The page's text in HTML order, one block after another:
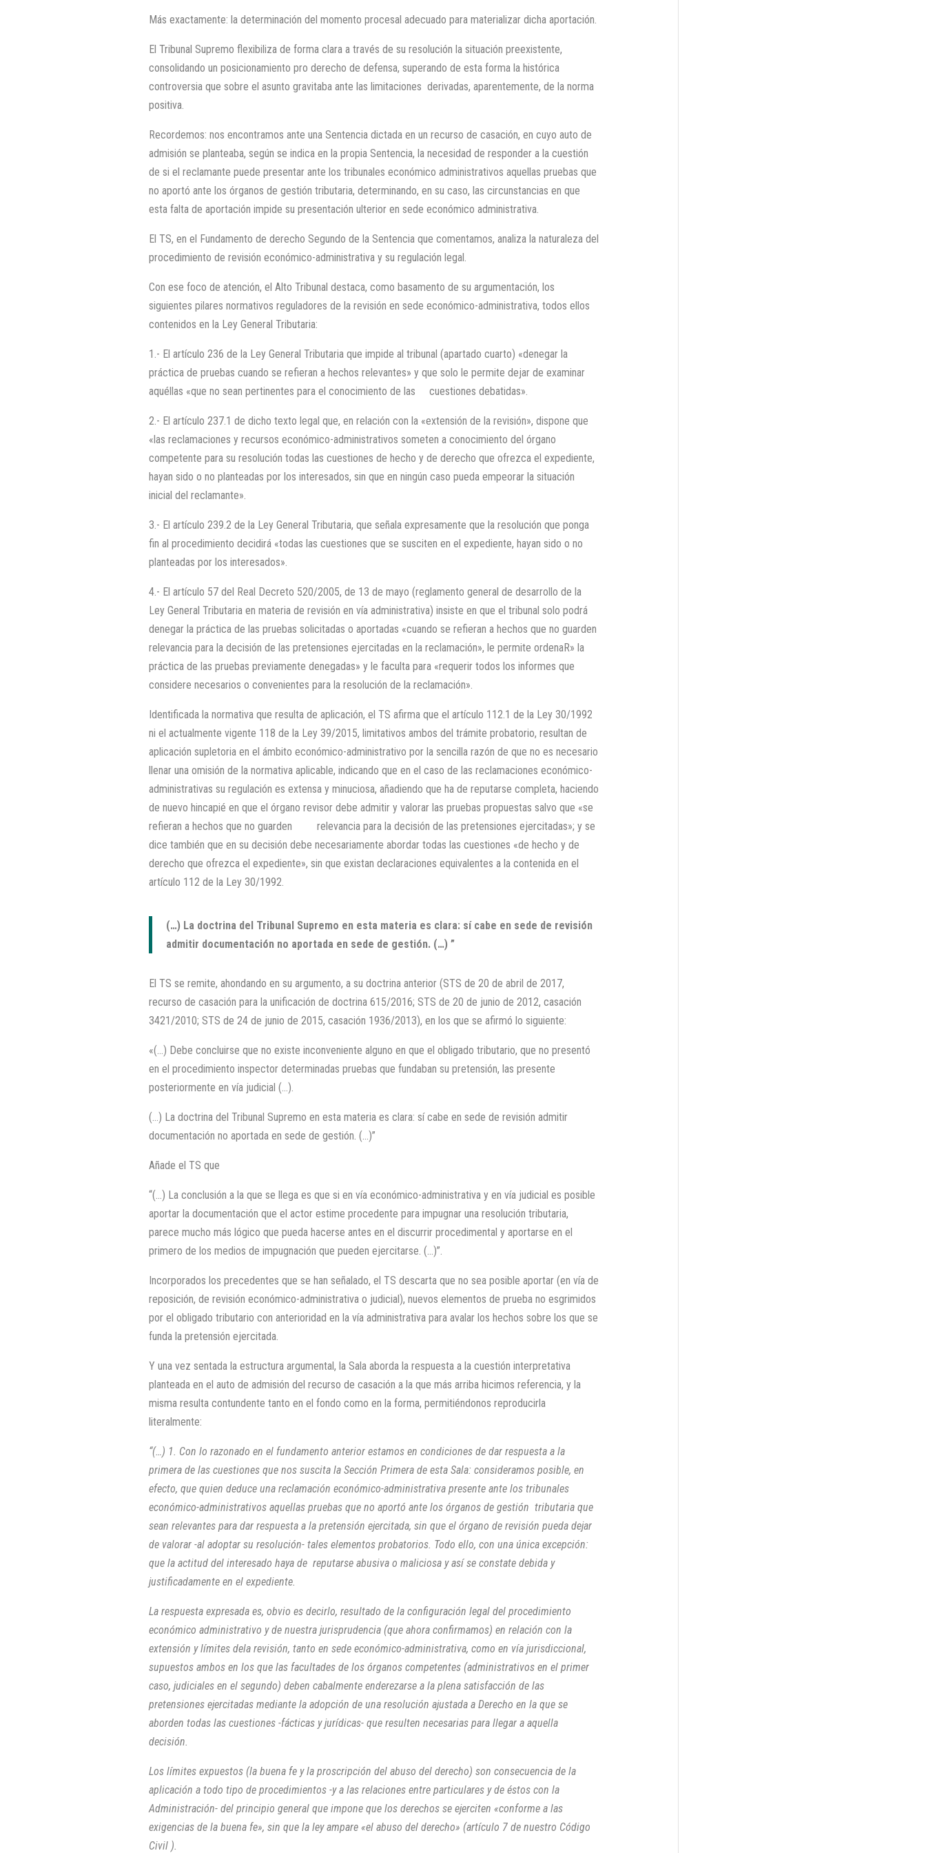
Más exactamente: la determinación del momento procesal adecuado para materializar dicha aportación.
El Tribunal Supremo flexibiliza de forma clara a través de su resolución la situación preexistente,
consolidando un posicionamiento pro derecho de defensa, superando de esta forma la histórica
controversia que sobre el asunto gravitaba ante las limitaciones derivadas, aparentemente, de la norma
positiva.
Recordemos: nos encontramos ante una Sentencia dictada en un recurso de casación, en cuyo auto de
admisión se planteaba, según se indica en la propia Sentencia, la necesidad de responder a la cuestión
de si el reclamante puede presentar ante los tribunales económico administrativos aquellas pruebas que
no aportó ante los órganos de gestión tributaria, determinando, en su caso, las circunstancias en que
esta falta de aportación impide su presentación ulterior en sede económico administrativa.
El TS, en el Fundamento de derecho Segundo de la Sentencia que comentamos, analiza la naturaleza del
procedimiento de revisión económico-administrativa y su regulación legal.
Con ese foco de atención, el Alto Tribunal destaca, como basamento de su argumentación, los
siguientes pilares normativos reguladores de la revisión en sede económico-administrativa, todos ellos
contenidos en la Ley General Tributaria:
1.- El artículo 236 de la Ley General Tributaria que impide al tribunal (apartado cuarto) «denegar la
práctica de pruebas cuando se refieran a hechos relevantes» y que solo le permite dejar de examinar
aquéllas «que no sean pertinentes para el conocimiento de las cuestiones debatidas».
2.- El artículo 237.1 de dicho texto legal que, en relación con la «extensión de la revisión», dispone que
«las reclamaciones y recursos económico-administrativos someten a conocimiento del órgano
competente para su resolución todas las cuestiones de hecho y de derecho que ofrezca el expediente,
hayan sido o no planteadas por los interesados, sin que en ningún caso pueda empeorar la situación
inicial del reclamante».
3.- El artículo 239.2 de la Ley General Tributaria, que señala expresamente que la resolución que ponga
fin al procedimiento decidirá «todas las cuestiones que se susciten en el expediente, hayan sido o no
planteadas por los interesados».
4.- El artículo 57 del Real Decreto 520/2005, de 13 de mayo (reglamento general de desarrollo de la
Ley General Tributaria en materia de revisión en vía administrativa) insiste en que el tribunal solo podrá
denegar la práctica de las pruebas solicitadas o aportadas «cuando se refieran a hechos que no guarden
relevancia para la decisión de las pretensiones ejercitadas en la reclamación», le permite ordenaR» la
práctica de las pruebas previamente denegadas» y le faculta para «requerir todos los informes que
considere necesarios o convenientes para la resolución de la reclamación».
Identificada la normativa que resulta de aplicación, el TS afirma que el artículo 112.1 de la Ley 30/1992
ni el actualmente vigente 118 de la Ley 39/2015, limitativos ambos del trámite probatorio, resultan de
aplicación supletoria en el ámbito económico-administrativo por la sencilla razón de que no es necesario
llenar una omisión de la normativa aplicable, indicando que en el caso de las reclamaciones económico-
administrativas su regulación es extensa y minuciosa, añadiendo que ha de reputarse completa, haciendo
de nuevo hincapié en que el órgano revisor debe admitir y valorar las pruebas propuestas salvo que «se
refieran a hechos que no guarden relevancia para la decisión de las pretensiones ejercitadas»; y se
dice también que en su decisión debe necesariamente abordar todas las cuestiones «de hecho y de
derecho que ofrezca el expediente», sin que existan declaraciones equivalentes a la contenida en el
artículo 112 de la Ley 30/1992.
(…) La doctrina del Tribunal Supremo en esta materia es clara: sí cabe en sede de revisión
admitir documentación no aportada en sede de gestión. (…) ”
El TS se remite, ahondando en su argumento, a su doctrina anterior (STS de 20 de abril de 2017,
recurso de casación para la unificación de doctrina 615/2016; STS de 20 de junio de 2012, casación
3421/2010; STS de 24 de junio de 2015, casación 1936/2013), en los que se afirmó lo siguiente:
«(…) Debe concluirse que no existe inconveniente alguno en que el obligado tributario, que no presentó
en el procedimiento inspector determinadas pruebas que fundaban su pretensión, las presente
posteriormente en vía judicial (…).
(…) La doctrina del Tribunal Supremo en esta materia es clara: sí cabe en sede de revisión admitir
documentación no aportada en sede de gestión. (…)”
Añade el TS que
“(…) La conclusión a la que se llega es que si en vía económico-administrativa y en vía judicial es posible
aportar la documentación que el actor estime procedente para impugnar una resolución tributaria,
parece mucho más lógico que pueda hacerse antes en el discurrir procedimental y aportarse en el
primero de los medios de impugnación que pueden ejercitarse. (…)”.
Incorporados los precedentes que se han señalado, el TS descarta que no sea posible aportar (en vía de
reposición, de revisión económico-administrativa o judicial), nuevos elementos de prueba no esgrimidos
por el obligado tributario con anterioridad en la vía administrativa para avalar los hechos sobre los que se
funda la pretensión ejercitada.
Y una vez sentada la estructura argumental, la Sala aborda la respuesta a la cuestión interpretativa
planteada en el auto de admisión del recurso de casación a la que más arriba hicimos referencia, y la
misma resulta contundente tanto en el fondo como en la forma, permitiéndonos reproducirla
literalmente:
“(…) 1. Con lo razonado en el fundamento anterior estamos en condiciones de dar respuesta a la
primera de las cuestiones que nos suscita la Sección Primera de esta Sala: consideramos posible, en
efecto, que quien deduce una reclamación económico-administrativa presente ante los tribunales
económico-administrativos aquellas pruebas que no aportó ante los órganos de gestión tributaria que
sean relevantes para dar respuesta a la pretensión ejercitada, sin que el órgano de revisión pueda dejar
de valorar -al adoptar su resolución- tales elementos probatorios. Todo ello, con una única excepción:
que la actitud del interesado haya de reputarse abusiva o maliciosa y así se constate debida y
justificadamente en el expediente.
La respuesta expresada es, obvio es decirlo, resultado de la configuración legal del procedimiento
económico administrativo y de nuestra jurisprudencia (que ahora confirmamos) en relación con la
extensión y límites dela revisión, tanto en sede económico-administrativa, como en vía jurisdiccional,
supuestos ambos en los que las facultades de los órganos competentes (administrativos en el primer
caso, judiciales en el segundo) deben cabalmente enderezarse a la plena satisfacción de las
pretensiones ejercitadas mediante la adopción de una resolución ajustada a Derecho en la que se
aborden todas las cuestiones -fácticas y jurídicas- que resulten necesarias para llegar a aquella
decisión.
Los límites expuestos (la buena fe y la proscripción del abuso del derecho) son consecuencia de la
aplicación a todo tipo de procedimientos -y a las relaciones entre particulares y de éstos con la
Administración- del principio general que impone que los derechos se ejerciten «conforme a las
exigencias de la buena fe», sin que la ley ampare «el abuso del derecho» (artículo 7 de nuestro Código
Civil ).